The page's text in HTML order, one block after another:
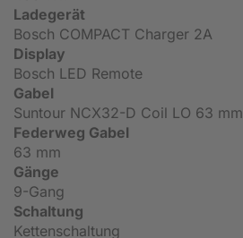
Ladegerät
Bosch COMPACT Charger 2A
Display
Bosch LED Remote
Gabel
Suntour NCX32-D Coil LO 63 mm
Federweg Gabel
63 mm
Gänge
9-Gang
Schaltung
Kettenschaltung